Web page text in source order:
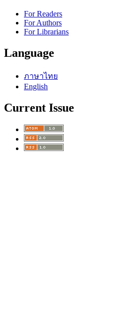
For Readers
For Authors
For Librarians
Language
ภาษาไทย
English
Current Issue